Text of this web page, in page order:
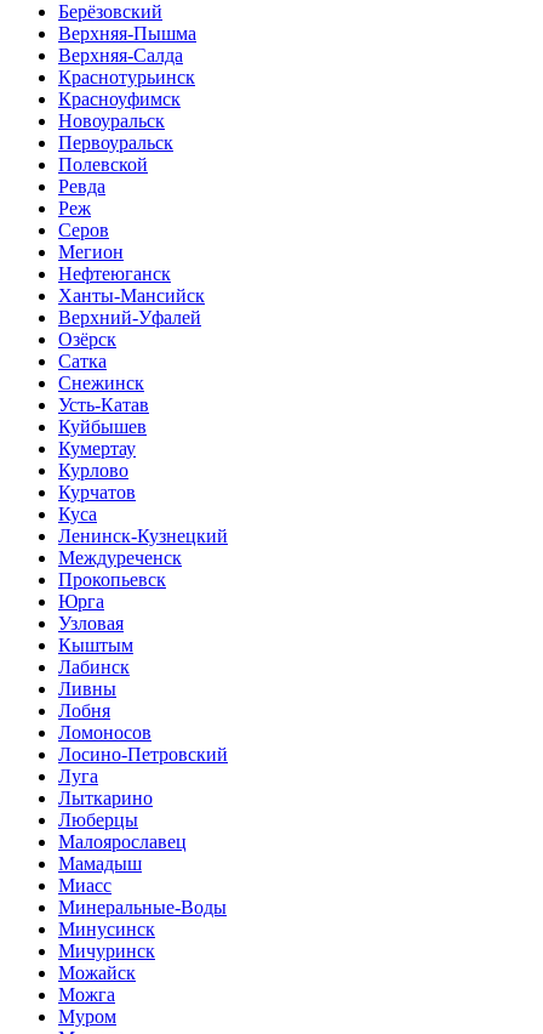
Берёзовский
Верхняя-Пышма
Верхняя-Салда
Краснотурьинск
Красноуфимск
Новоуральск
Первоуральск
Полевской
Ревда
Реж
Серов
Мегион
Нефтеюганск
Ханты-Мансийск
Верхний-Уфалей
Озёрск
Сатка
Снежинск
Усть-Катав
Куйбышев
Кумертау
Курлово
Курчатов
Куса
Ленинск-Кузнецкий
Междуреченск
Прокопьевск
Юрга
Узловая
Кыштым
Лабинск
Ливны
Лобня
Ломоносов
Лосино-Петровский
Луга
Лыткарино
Люберцы
Малоярославец
Мамадыш
Миасс
Минеральные-Воды
Минусинск
Мичуринск
Можайск
Можга
Муром